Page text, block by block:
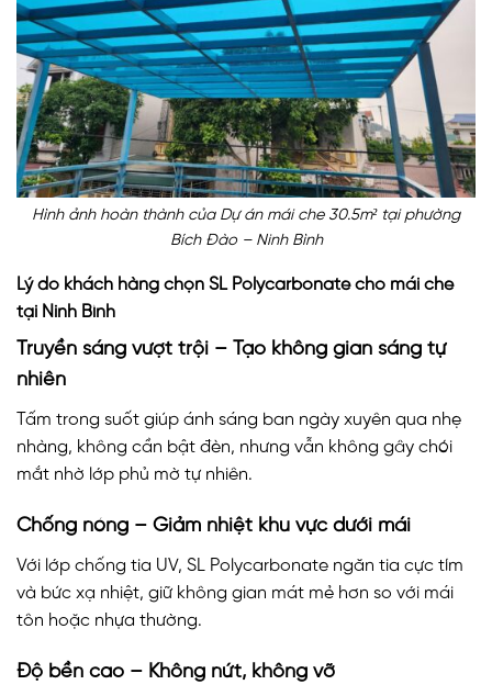
Hình ảnh hoàn thành của Dự án mái che 30.5m² tại phường
Bích Đào – Ninh Bình
Lý do khách hàng chọn SL Polycarbonate cho mái che
tại Ninh Bình
Truyền sáng vượt trội – Tạo không gian sáng tự
nhiên
Tấm trong suốt giúp ánh sáng ban ngày xuyên qua nhẹ
nhàng, không cần bật đèn, nhưng vẫn không gây chói
mắt nhờ lớp phủ mờ tự nhiên.
Chống nóng – Giảm nhiệt khu vực dưới mái
Với lớp chống tia UV, SL Polycarbonate ngăn tia cực tím
và bức xạ nhiệt, giữ không gian mát mẻ hơn so với mái
tôn hoặc nhựa thường.
Độ bền cao – Không nứt, không vỡ